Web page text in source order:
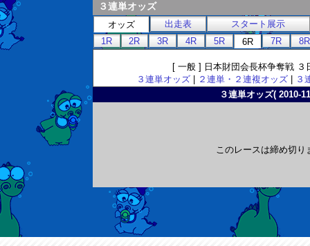
３連単オッズ
オッズ 出走表
スタート展示
1R
2R 3R 4R 5R 6R 7R 8R
[ 一般 ] 日本財団会長杯争奪戦
３連単オッズ| ２連単・２連複オッズ|
３
３連単オッズ( 2010-
このレースは締め切り